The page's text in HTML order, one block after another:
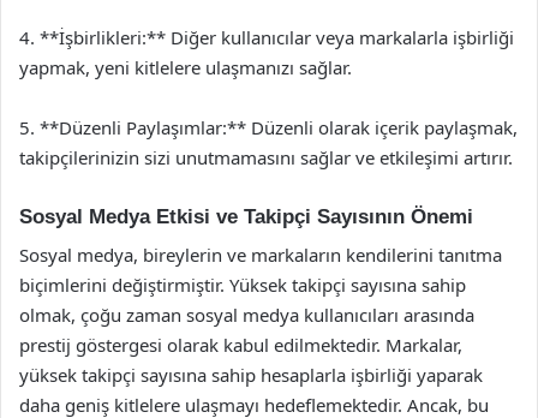
4. **İşbirlikleri:** Diğer kullanıcılar veya markalarla işbirliği
yapmak, yeni kitlelere ulaşmanızı sağlar.
5. **Düzenli Paylaşımlar:** Düzenli olarak içerik paylaşmak,
takipçilerinizin sizi unutmamasını sağlar ve etkileşimi artırır.
Sosyal Medya Etkisi ve Takipçi Sayısının Önemi
Sosyal medya, bireylerin ve markaların kendilerini tanıtma
biçimlerini değiştirmiştir. Yüksek takipçi sayısına sahip
olmak, çoğu zaman sosyal medya kullanıcıları arasında
prestij göstergesi olarak kabul edilmektedir. Markalar,
yüksek takipçi sayısına sahip hesaplarla işbirliği yaparak
daha geniş kitlelere ulaşmayı hedeflemektedir. Ancak, bu